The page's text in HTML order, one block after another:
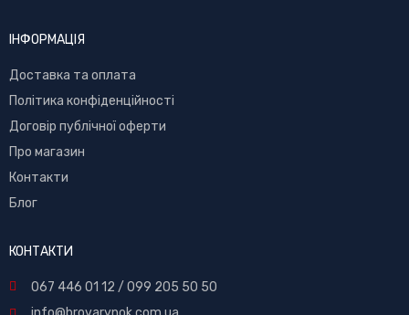
ІНФОРМАЦІЯ
Доставка та оплата
Політика конфіденційності
Договір публічної оферти
Про магазин
Контакти
Блог
КОНТАКТИ
067 446 01 12 / 099 205 50 50